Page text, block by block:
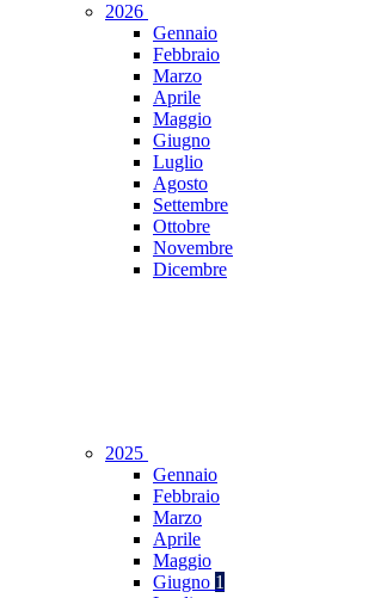
2026
Gennaio
Febbraio
Marzo
Aprile
Maggio
Giugno
Luglio
Agosto
Settembre
Ottobre
Novembre
Dicembre
2025
Gennaio
Febbraio
Marzo
Aprile
Maggio
Giugno 1